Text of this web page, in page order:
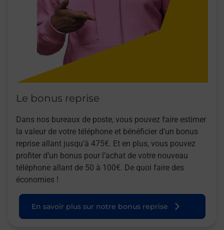
Le bonus reprise
Dans nos bureaux de poste, vous pouvez faire estimer
la valeur de votre téléphone et bénéficier d’un bonus
reprise allant jusqu’à 475€. Et en plus, vous pouvez
profiter d’un bonus pour l’achat de votre nouveau
téléphone allant de 50 à 100€. De quoi faire des
économies !
En savoir plus sur notre bonus reprise